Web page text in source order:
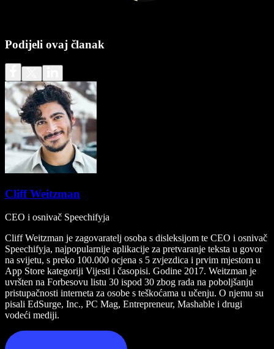
Podijeli ovaj članak
Cliff Weitzman
CEO i osnivač Speechifyja
Cliff Weitzman je zagovaratelj osoba s disleksijom te CEO i osnivač
Speechifyja, najpopularnije aplikacije za pretvaranje teksta u govor
na svijetu, s preko 100.000 ocjena s 5 zvjezdica i prvim mjestom u
App Store kategoriji Vijesti i časopisi. Godine 2017. Weitzman je
uvršten na Forbesovu listu 30 ispod 30 zbog rada na poboljšanju
pristupačnosti interneta za osobe s teškoćama u učenju. O njemu su
pisali EdSurge, Inc., PC Mag, Entrepreneur, Mashable i drugi
vodeći mediji.